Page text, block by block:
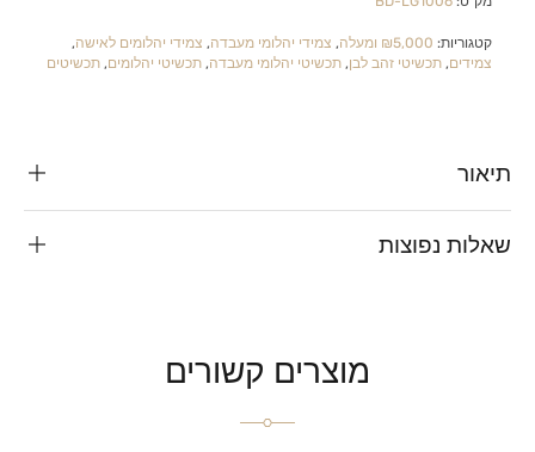
קטגוריות: ₪5,000 ומעלה , צמידי יהלומי מעבדה, צמידי יהלומים לאישה,
צמידים,תכשיטי זהב לבן,תכשיטי יהלומי מעבדה,תכשיטי יהלומים,תכשיטים
תיאור
שאלות נפוצות
מוצרים קשורים